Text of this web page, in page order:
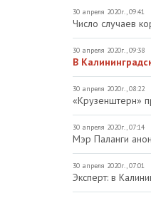
30 апреля 2020г., 09:41
Число случаев
30 апреля 2020г., 09:38
В
30 апреля 2020г., 08:22
«Крузенштерн»
30 апреля 2020г., 07:14
Мэр Паланги
30 апреля 2020г., 07:01
Эксперт: в